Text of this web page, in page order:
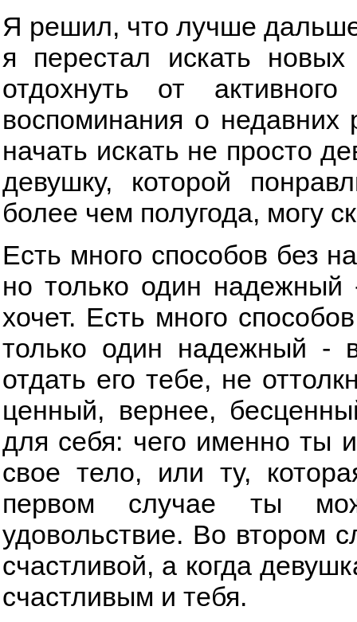
Я решил, что лучше
я перестал искать
отдохнуть от
воспоминания о недавних
начать искать не просто
девушку, которой
более чем полугода, могу
Есть много способов без
но только один надежный
хочет. Есть много
только один надежный -
отдать его тебе, не
ценный, вернее,
для себя: чего именно ты
свое тело, или ту,
первом случае ты
удовольствие. Во втором
счастливой, а когда
счастливым и тебя.